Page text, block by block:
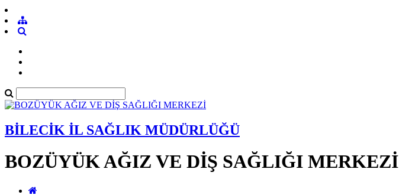
BİLECİK İL SAĞLIK MÜDÜRLÜĞÜ
BOZÜYÜK AĞIZ VE DİŞ SAĞLIĞI MERKEZİ